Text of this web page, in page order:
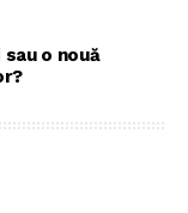
o nouă